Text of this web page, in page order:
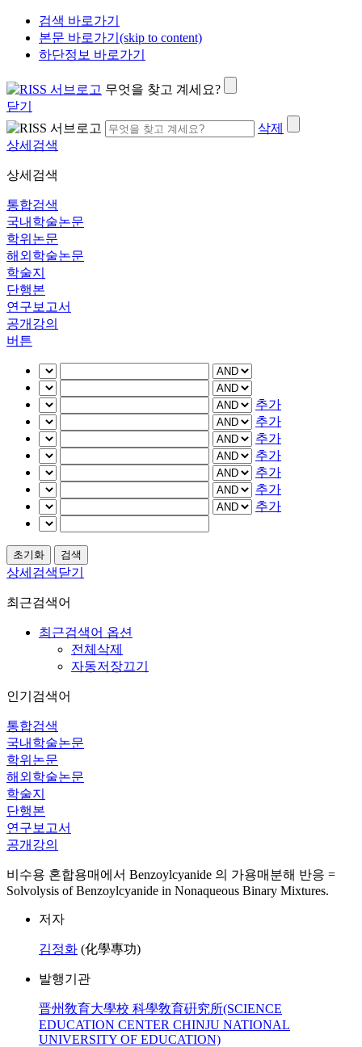
검색 바로가기
본문 바로가기(skip to content)
하단정보 바로가기
무엇을 찾고 계세요?
닫기
삭제
상세검색
상세검색
통합검색
국내학술논문
학위논문
해외학술논문
학술지
단행본
연구보고서
공개강의
버튼
추가
추가
추가
추가
추가
추가
추가
상세검색닫기
최근검색어
최근검색어 옵션
전체삭제
자동저장끄기
인기검색어
통합검색
국내학술논문
학위논문
해외학술논문
학술지
단행본
연구보고서
공개강의
비수용 혼합용매에서 Benzoylcyanide 의 가용매분해 반응 =
Solvolysis of Benzoylcyanide in Nonaqueous Binary Mixtures.
저자
김정화 (化學專功)
발행기관
晋州敎育大學校 科學敎育硏究所(SCIENCE
EDUCATION CENTER CHINJU NATIONAL
UNIVERSITY OF EDUCATION)